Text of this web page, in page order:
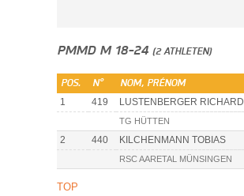
PMMD M 18-24 (2 ATHLETEN)
POS. N° NOM, PRÉNOM
1 419 LUSTENBERGER RICHARD
TG HÜTTEN
2 440 KILCHENMANN TOBIAS
RSC AARETAL MÜNSINGEN
TOP